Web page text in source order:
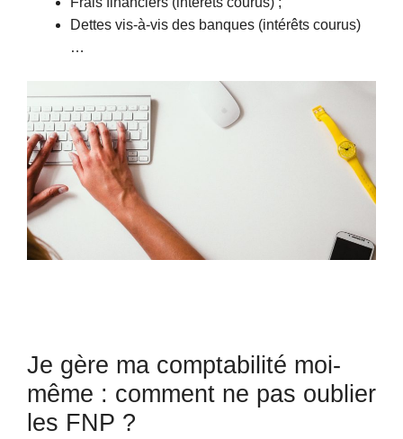
Dettes vis-à-vis des banques (intérêts courus)
…
Je gère ma comptabilité moi-
même : comment ne pas oublier
les FNP ?